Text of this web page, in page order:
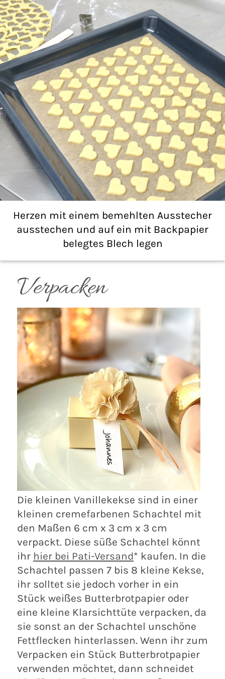
Herzen mit einem bemehlten Ausstecher
ausstechen und auf ein mit Backpapier
belegtes Blech legen
Verpacken
Die kleinen Vanillekekse sind in einer
kleinen cremefarbenen Schachtel mit
den Maßen 6 cm x 3 cm x 3 cm
verpackt. Diese süße Schachtel könnt
ihr hier bei Pati-Versand* kaufen. In die
Schachtel passen 7 bis 8 kleine Kekse,
ihr solltet sie jedoch vorher in ein
Stück weißes Butterbrotpapier oder
eine kleine Klarsichttüte verpacken, da
sie sonst an der Schachtel unschöne
Fettflecken hinterlassen. Wenn ihr zum
Verpacken ein Stück Butterbrotpapier
verwenden möchtet, dann schneidet